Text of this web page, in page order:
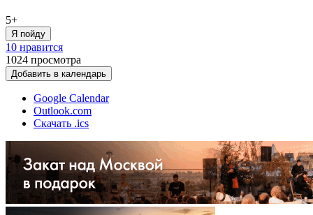
5+
Я пойду
10 нравится
1024 просмотра
Добавить в календарь
Google Calendar
Outlook.com
Скачать .ics